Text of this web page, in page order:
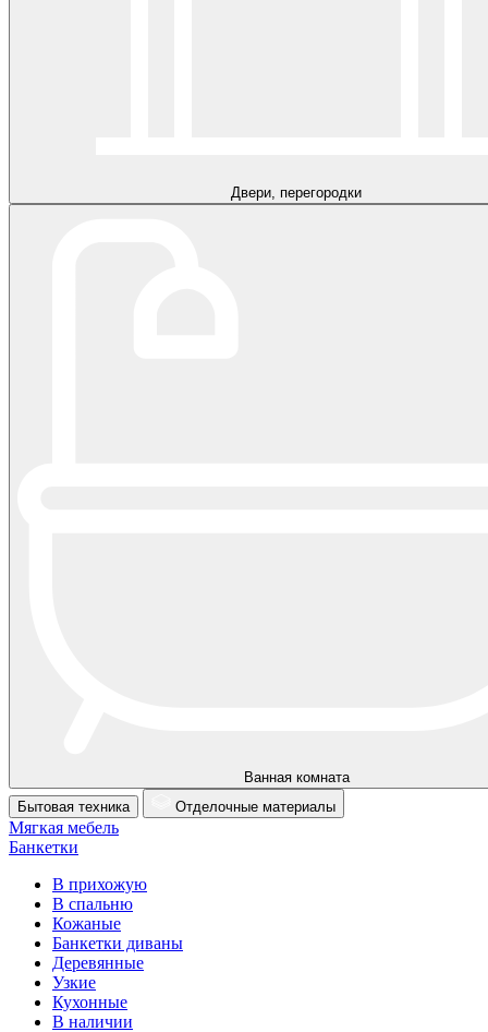
Двери, перегородки
Ванная комната
Бытовая техника
Отделочные материалы
Мягкая мебель
Банкетки
В прихожую
В спальню
Кожаные
Банкетки диваны
Деревянные
Узкие
Кухонные
В наличии